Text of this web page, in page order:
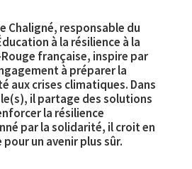
Chaligné, responsable du
à la résilience à la
française, inspire par
à préparer la
aux crises climatiques. Dans
il partage des solutions
la résilience
par la solidarité, il croit en
un avenir plus sûr.